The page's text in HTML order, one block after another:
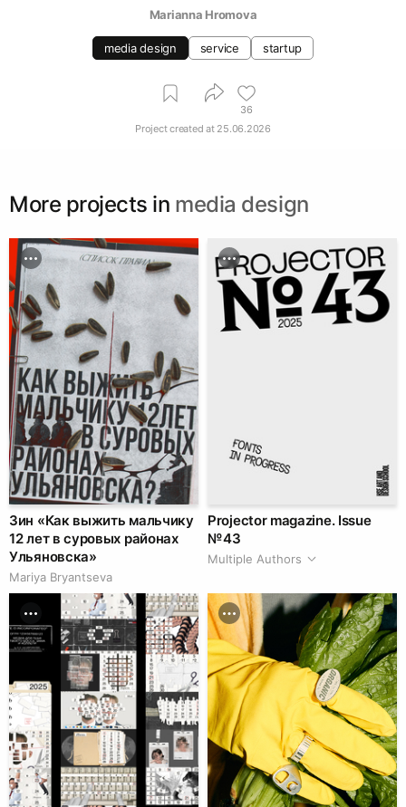
Marianna Hromova
media design service startup
36
Project created at 25.06.2026
More projects in media design
Зин «Как выжить мальчику
12 лет в суровых районах
Ульяновска»
Mariya Bryantseva
Projector magazine. Issue
№ 43
Multiple Authors